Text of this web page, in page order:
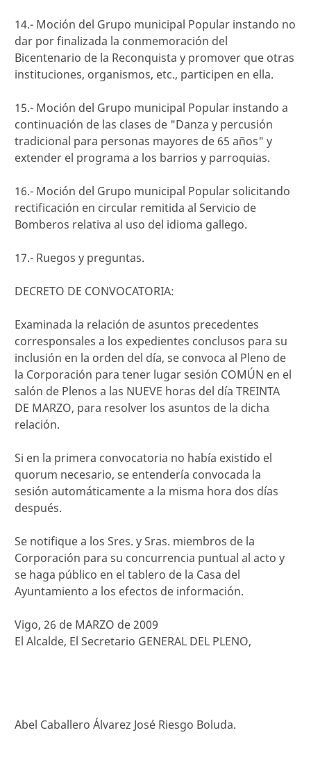
14.- Moción del Grupo municipal Popular instando no
dar por finalizada la conmemoración del
Bicentenario de la Reconquista y promover que otras
instituciones, organismos, etc., participen en ella.
15.- Moción del Grupo municipal Popular instando a
continuación de las clases de "Danza y percusión
tradicional para personas mayores de 65 años" y
extender el programa a los barrios y parroquias.
16.- Moción del Grupo municipal Popular solicitando
rectificación en circular remitida al Servicio de
Bomberos relativa al uso del idioma gallego.
17.- Ruegos y preguntas.
DECRETO DE CONVOCATORIA:
Examinada la relación de asuntos precedentes
corresponsales a los expedientes conclusos para su
inclusión en la orden del día, se convoca al Pleno de
la Corporación para tener lugar sesión COMÚN en el
salón de Plenos a las NUEVE horas del día TREINTA
DE MARZO, para resolver los asuntos de la dicha
relación.
Si en la primera convocatoria no había existido el
quorum necesario, se entendería convocada la
sesión automáticamente a la misma hora dos días
después.
Se notifique a los Sres. y Sras. miembros de la
Corporación para su concurrencia puntual al acto y
se haga público en el tablero de la Casa del
Ayuntamiento a los efectos de información.
Vigo, 26 de MARZO de 2009
El Alcalde, El Secretario GENERAL DEL PLENO,
Abel Caballero Álvarez José Riesgo Boluda.